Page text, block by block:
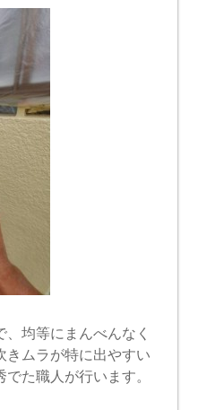
均等にまんべんなく
きムラが特に出やすい
た職人が行います。